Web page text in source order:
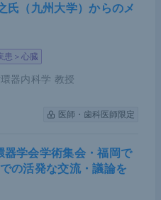
氏（九州大学）からのメ
患＞心臓
器内科学 教授
医師・歯科医師限定
器学会学術集会・福岡で
の活発な交流・議論を